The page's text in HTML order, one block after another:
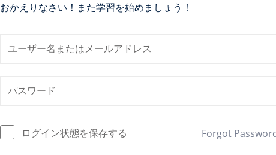
おかえりなさい！また学習を始めましょう！
ログイン状態を保存する Forgot